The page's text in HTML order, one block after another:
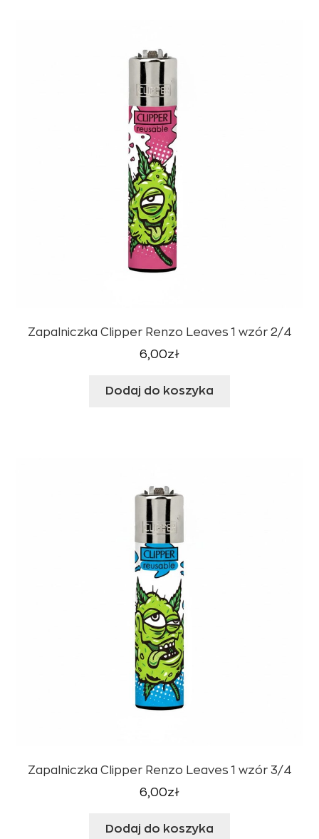
Zapalniczka Clipper Renzo Leaves 1 wzór 2/4
6,00zł
Dodaj do koszyka
Zapalniczka Clipper Renzo Leaves 1 wzór 3/4
6,00zł
Dodaj do koszyka